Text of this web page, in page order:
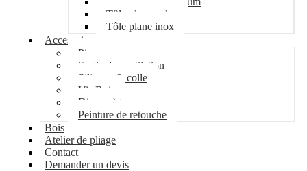
Tôle plane galva
Tôle plane inox
Accessoires
Pipeco
Sortie de ventilation
Silicone & colle
Vis Bois
Disque à tronçonner
Peinture de retouche
Bois
Atelier de pliage
Contact
Demander un devis